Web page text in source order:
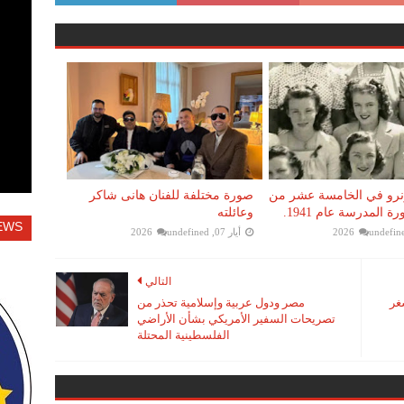
في الخامسة عشر من
المدرسة عام 1941.
صورة مختلفة للفنان هانى شاكر
وعائلته
أيار 07, 2026 undefined
التالي
مصر ودول عربية وإسلامية تحذر من
تصريحات السفير الأمريكي بشأن الأراضي
الفلسطينية المحتلة